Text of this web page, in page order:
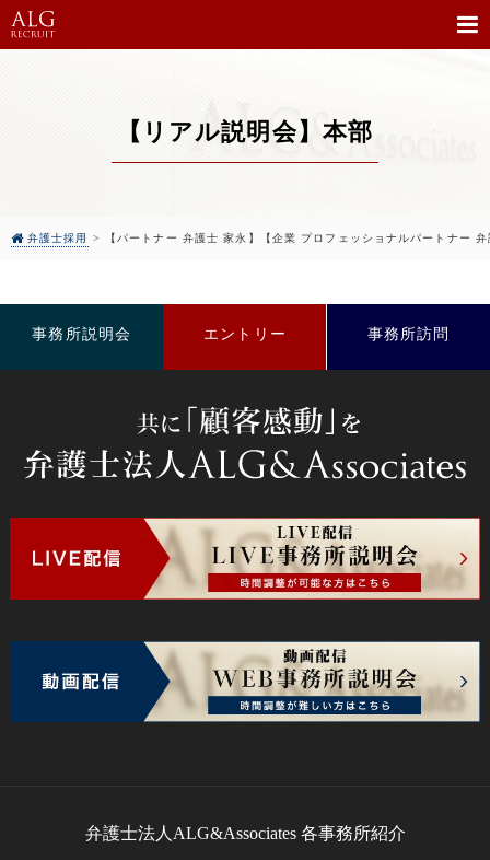
【リアル説明会】本部
弁護士採用 > 【パートナー 弁護士 家永】【企業 プロフェッショナルパートナー
弁護士法人ALG&Associates 各事務所紹介